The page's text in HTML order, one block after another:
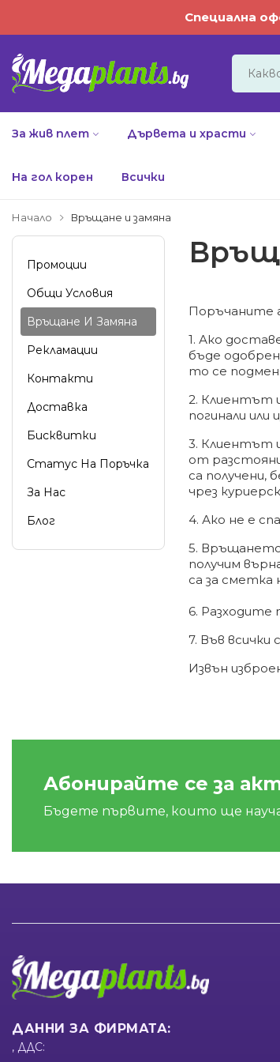
Специална
За жив плет Дървета и храсти
На гол корен Всички
Начало Връщане и замяна
Промоции
Общи Условия
Връщане И Замяна
Рекламации
Контакти
Доставка
Бисквитки
Статус На Поръчка
За Нас
Блог
Поръчаните
1. Ако
бъде
то се
2. Клиентът
погинали
3. Клиентът
от
са получени,
чрез
4. Ако не е
5. Връщането
получим
са за сметка
6. Разходите
7. Във всички
Извън
Абонирайте се за
Бъдете първите, които ще
ДАННИ ЗА ФИРМАТА:
, ДДС: